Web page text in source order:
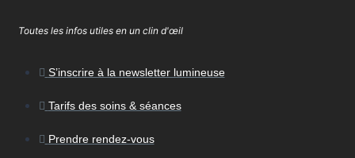
Toutes les infos utiles en un clin d'œil
S’inscrire à la newsletter lumineuse
Tarifs des soins & séances
Prendre rendez-vous